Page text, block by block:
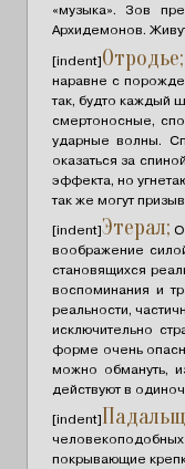
«музыка». Зов
Архидемонов.
[indent]Отродье;
наравне с
так, будто каждый
смертоносные,
ударные волны.
оказаться за
эффекта, но
так же могут
[indent]Этерал;
воображение
становящихся
воспоминания и
реальности,
исключительно
форме очень
можно обмануть,
действуют в
[indent]
покрывающие